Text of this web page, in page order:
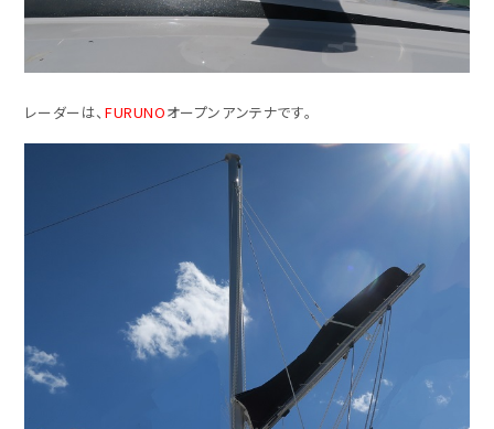
レーダーは、 FURUNOオープンアンテナです。